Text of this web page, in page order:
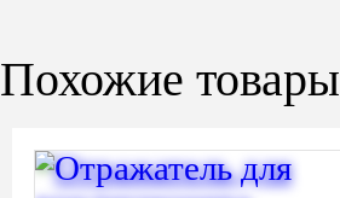
Похожие товары